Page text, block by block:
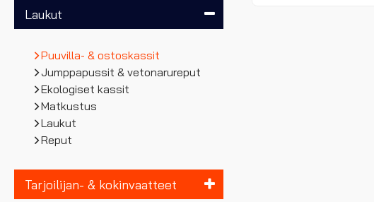
Laukut
Puuvilla- & ostoskassit
Jumppapussit & vetonarureput
Ekologiset kassit
Matkustus
Laukut
Reput
Tarjoilijan- & kokinvaatteet